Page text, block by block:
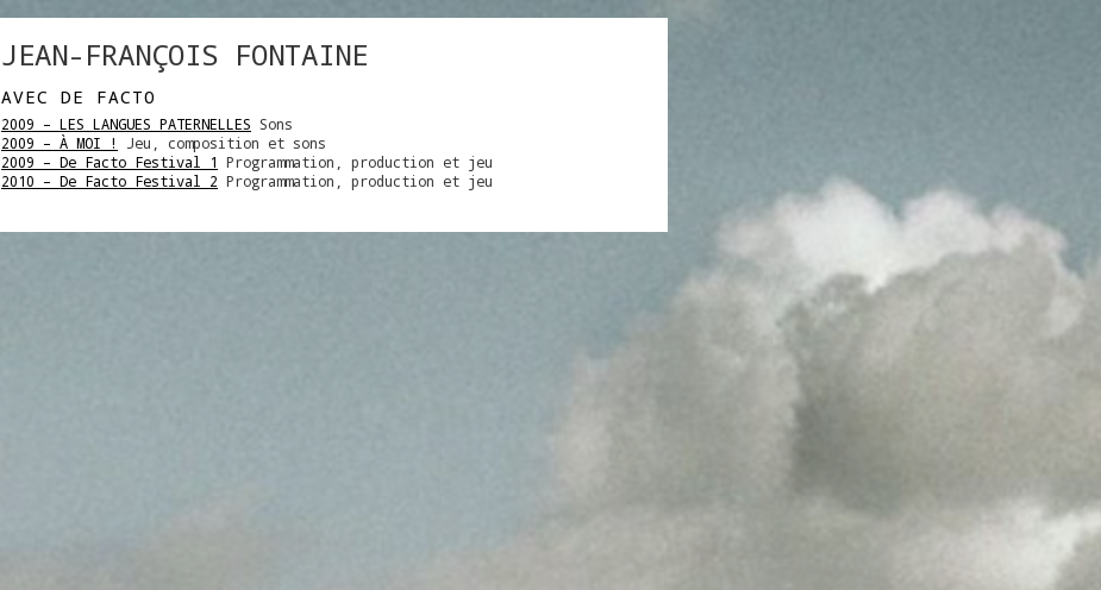
JEAN-FRANÇOIS FONTAINE
AVEC DE FACTO
2009 – LES LANGUES PATERNELLES Sons
2009 – À MOI !
Jeu, composition et sons
2009 – De Facto Festival 1 Programmation, production et jeu
2010 – De Facto Festival 2 Programmation, production et jeu